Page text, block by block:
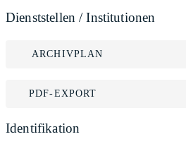
Dienststellen / Institutionen
ARCHIVPLAN
PDF-EXPORT
Identifikation